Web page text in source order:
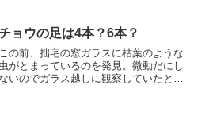
ョウの足は4本？6本？
この前、拙宅の窓ガラスに枯葉のような
虫がとまっているのを発見。微動だにし
ないのでガラス越しに観察していたとこ